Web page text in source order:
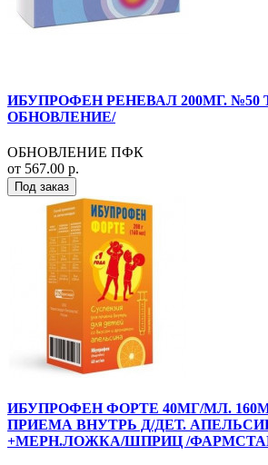
ИБУПРОФЕН РЕНЕВАЛ 200МГ. №50
ОБНОВЛЕНИЕ/
ОБНОВЛЕНИЕ ПФК
от 567.00 р.
Под заказ
ИБУПРОФЕН ФОРТЕ 40МГ/МЛ.
ПРИЕМА ВНУТРЬ Д/ДЕТ.
+МЕРН.ЛОЖКА/ШПРИЦ /